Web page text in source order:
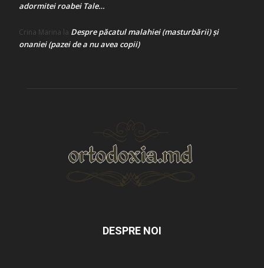
adormitei roabei Tale…
Crina Marina la Despre păcatul malahiei (masturbării) şi
onaniei (pazei de a nu avea copii)
DESPRE NOI